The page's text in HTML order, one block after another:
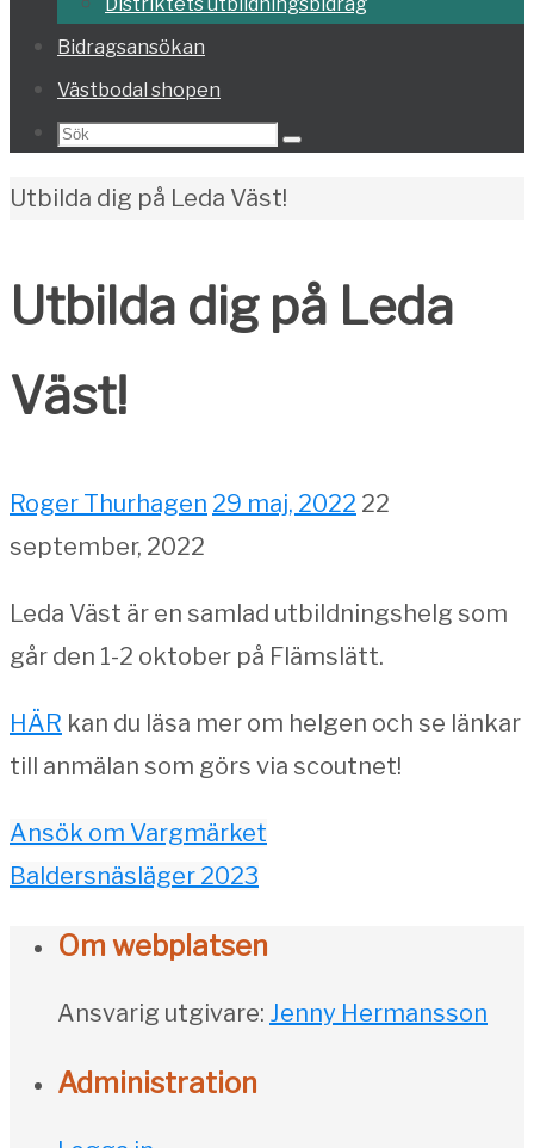
Bidragsansökan
Västbodal shopen
Search
Sök
Home
Utbilda dig på Leda Väst!
Utbilda dig på Leda
Väst!
Roger Thurhagen 29 maj, 2022 22
september, 2022
Leda Väst är en samlad utbildningshelg som
går den 1-2 oktober på Flämslätt.
HÄR kan du läsa mer om helgen och se länkar
till anmälan som görs via scoutnet!
Ansök om Vargmärket
Baldersnäsläger 2023
Om webplatsen
Ansvarig utgivare: Jenny Hermansson
Administration